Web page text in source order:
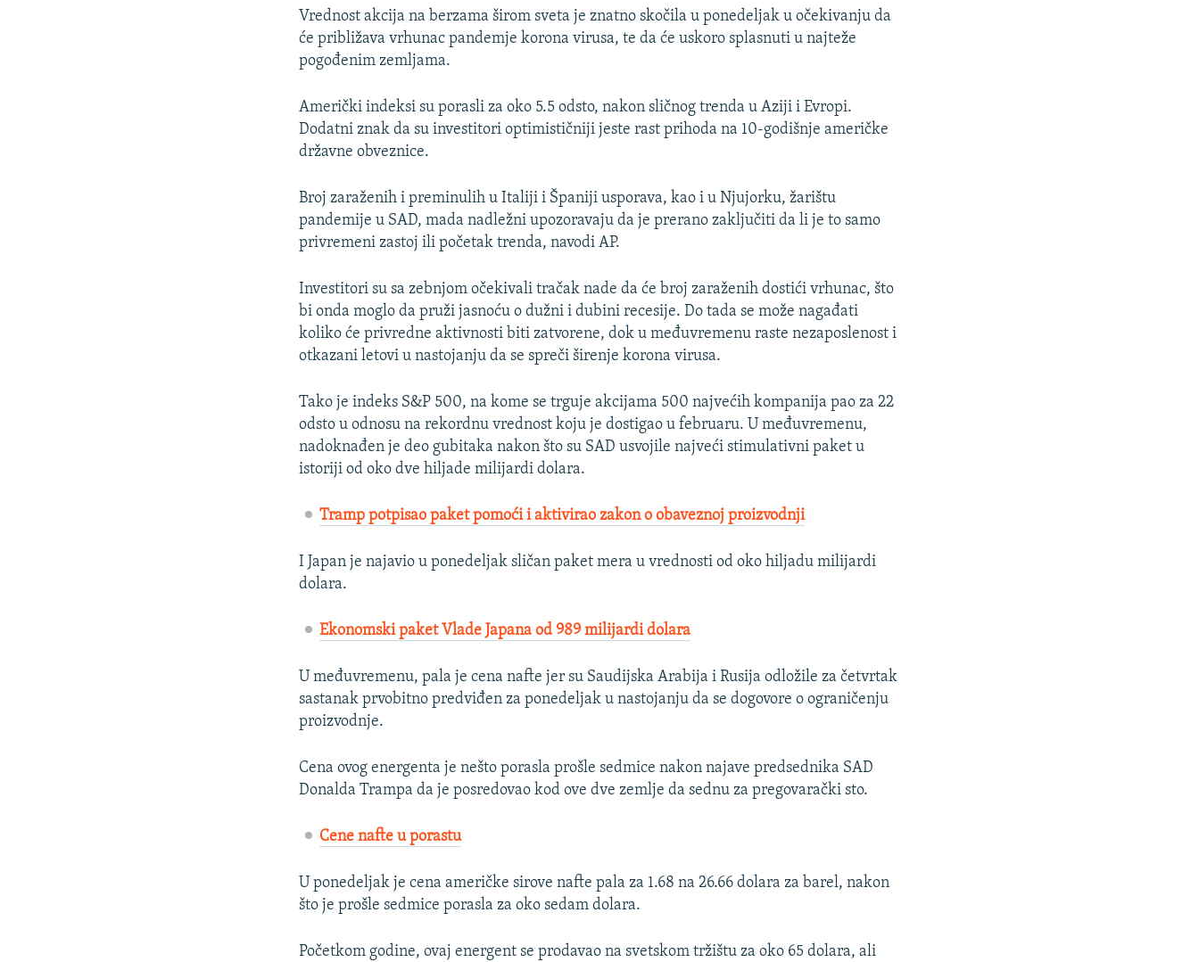
Vrednost akcija na berzama širom sveta je znatno skočila u ponedeljak u očekivanju da
će približava vrhunac pandemje korona virusa, te da će uskoro splasnuti u najteže
pogođenim zemljama.
Američki indeksi su porasli za oko 5.5 odsto, nakon sličnog trenda u Aziji i Evropi.
Dodatni znak da su investitori optimističniji jeste rast prihoda na 10-godišnje američke
državne obveznice.
Broj zaraženih i preminulih u Italiji i Španiji usporava, kao i u Njujorku, žarištu
pandemije u SAD, mada nadležni upozoravaju da je prerano zaključiti da li je to samo
privremeni zastoj ili početak trenda, navodi AP.
Investitori su sa zebnjom očekivali tračak nade da će broj zaraženih dostići vrhunac, što
bi onda moglo da pruži jasnoću o dužni i dubini recesije. Do tada se može nagađati
koliko će privredne aktivnosti biti zatvorene, dok u međuvremenu raste nezaposlenost i
otkazani letovi u nastojanju da se spreči širenje korona virusa.
Tako je indeks S&P 500, na kome se trguje akcijama 500 najvećih kompanija pao za 22
odsto u odnosu na rekordnu vrednost koju je dostigao u februaru. U međuvremenu,
nadoknađen je deo gubitaka nakon što su SAD usvojile najveći stimulativni paket u
istoriji od oko dve hiljade milijardi dolara.
Tramp potpisao paket pomoći i aktivirao zakon o obaveznoj proizvodnji
I Japan je najavio u ponedeljak sličan paket mera u vrednosti od oko hiljadu milijardi
dolara.
Ekonomski paket Vlade Japana od 989 milijardi dolara
U međuvremenu, pala je cena nafte jer su Saudijska Arabija i Rusija odložile za četvrtak
sastanak prvobitno predviđen za ponedeljak u nastojanju da se dogovore o ograničenju
proizvodnje.
Cena ovog energenta je nešto porasla prošle sedmice nakon najave predsednika SAD
Donalda Trampa da je posredovao kod ove dve zemlje da sednu za pregovarački sto.
Cene nafte u porastu
U ponedeljak je cena američke sirove nafte pala za 1.68 na 26.66 dolara za barel, nakon
što je prošle sedmice porasla za oko sedam dolara.
Početkom godine, ovaj energent se prodavao na svetskom tržištu za oko 65 dolara, ali